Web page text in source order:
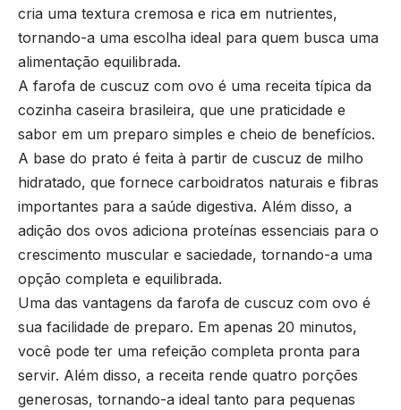
cria uma textura cremosa e rica em nutrientes,
tornando-a uma escolha ideal para quem busca uma
alimentação equilibrada.
A farofa de cuscuz com ovo é uma receita típica da
cozinha caseira brasileira, que une praticidade e
sabor em um preparo simples e cheio de benefícios.
A base do prato é feita à partir de cuscuz de milho
hidratado, que fornece carboidratos naturais e fibras
importantes para a saúde digestiva. Além disso, a
adição dos ovos adiciona proteínas essenciais para o
crescimento muscular e saciedade, tornando-a uma
opção completa e equilibrada.
Uma das vantagens da farofa de cuscuz com ovo é
sua facilidade de preparo. Em apenas 20 minutos,
você pode ter uma refeição completa pronta para
servir. Além disso, a receita rende quatro porções
generosas, tornando-a ideal tanto para pequenas